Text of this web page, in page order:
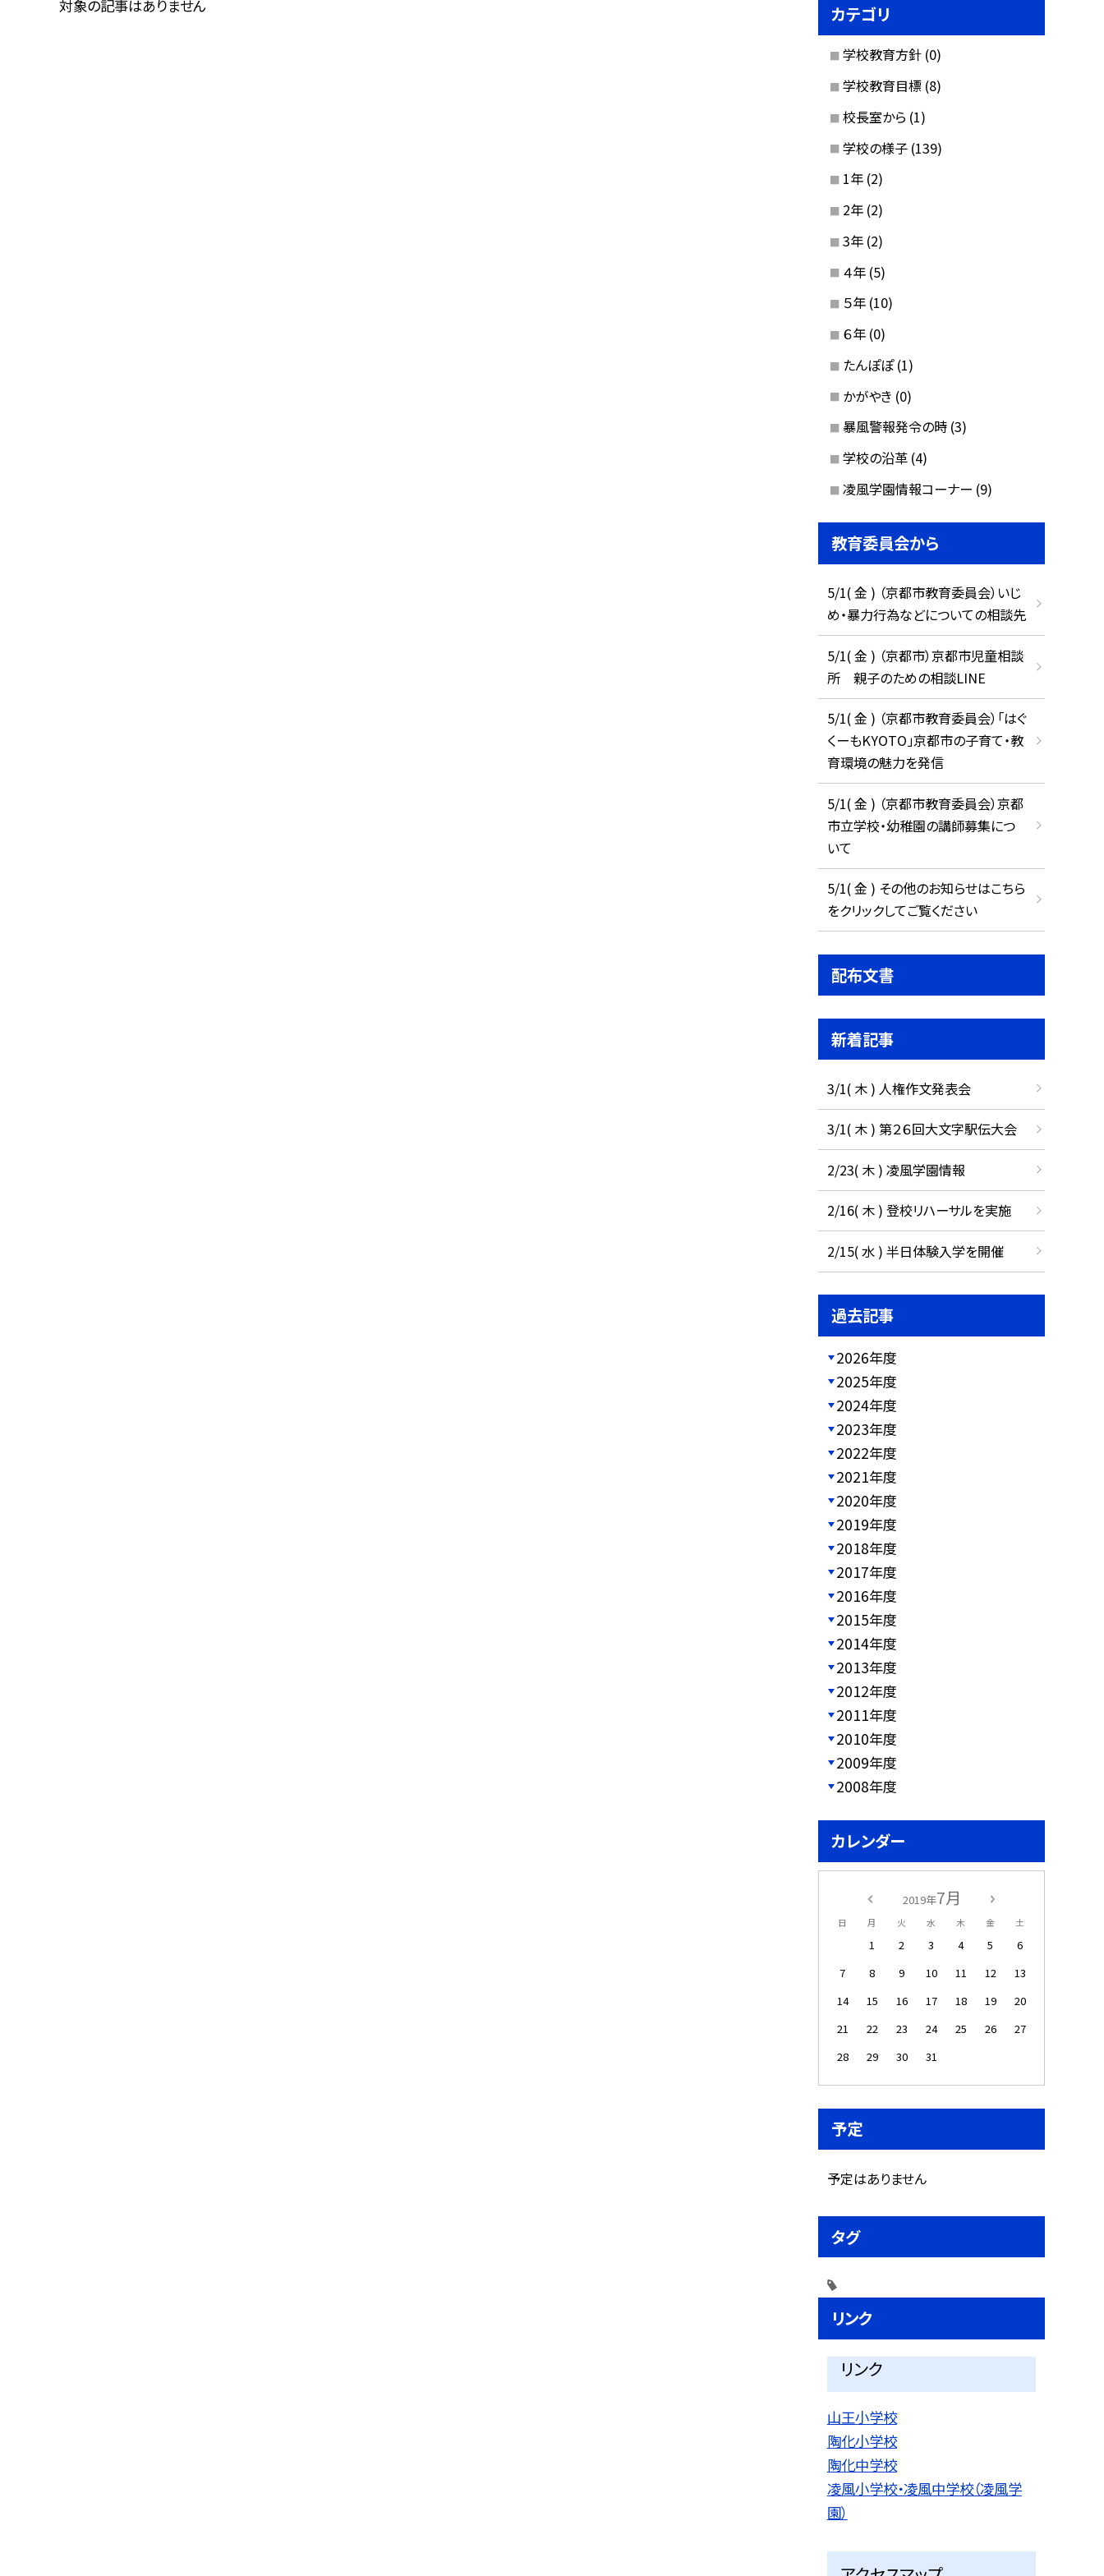
対象の記事はありません カテゴリ
学校教育方針 (0)
学校教育目標 (8)
校長室から (1)
学校の様子 (139)
1年 (2)
2年 (2)
3年 (2)
４年 (5)
５年 (10)
６年 (0)
たんぽぽ (1)
かがやき (0)
暴風警報発令の時 (3)
学校の沿革 (4)
凌風学園情報コーナー (9)
教育委員会から
5/1( 金 ) （京都市教育委員会）いじ
め・暴力行為などについての相談先
5/1( 金 ) （京都市）京都市児童相談
所 親子のための相談LINE
5/1( 金 ) （京都市教育委員会）「はぐ
くーもKYOTO」京都市の子育て・教
育環境の魅力を発信
5/1( 金 ) （京都市教育委員会）京都
市立学校・幼稚園の講師募集につ
いて
5/1( 金 ) その他のお知らせはこちら
をクリックしてご覧ください
配布文書
新着記事
3/1( 木 ) 人権作文発表会
3/1( 木 ) 第２６回大文字駅伝大会
2/23( 木 ) 凌風学園情報
2/16( 木 ) 登校リハーサルを実施
2/15( 水 ) 半日体験入学を開催
過去記事
2026年度
2025年度
2024年度
2023年度
2022年度
2021年度
2020年度
2019年度
2018年度
2017年度
2016年度
2015年度
2014年度
2013年度
2012年度
2011年度
2010年度
2009年度
2008年度
カレンダー
2019年7月
日 月 火 水 木 金 土
1 2 3 4 5
6
7
8 9 10 11 12
13
14
15 16 17 18 19
20
21
22 23 24 25 26
27
28
29 30 31
予定
予定はありません
タグ
リンク
リンク
山王小学校
陶化小学校
陶化中学校
凌風小学校・凌風中学校（凌風学
園）